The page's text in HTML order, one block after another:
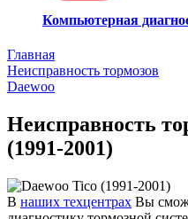
Компьютерная
Главная
Неисправность тормозов
Daewoo
Неисправность
(1991-2001)
В наших техцентрах Вы